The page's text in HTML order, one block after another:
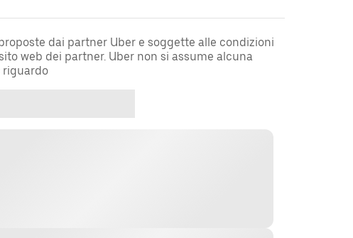
dai partner Uber e soggette alle condizioni
web dei partner. Uber non si assume alcuna
riguardo